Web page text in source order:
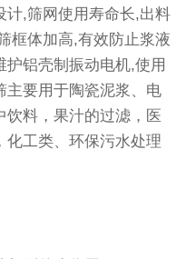
计,筛网使用寿命长,出料
框体加高,有效防止浆液
铝壳制振动电机,使用
主要用于陶瓷泥浆、电
饮料，果汁的过滤，医
化工类、环保污水处理